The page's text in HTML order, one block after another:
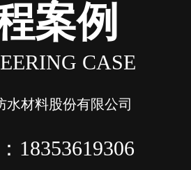
案例
CASE
水材料股份有限公司
18353619306